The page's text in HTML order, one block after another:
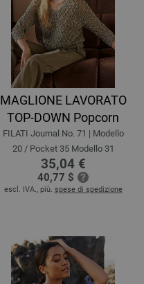
MAGLIONE LAVORATO
TOP-DOWN Popcorn
FILATI Journal No. 71 | Modello
20 / Pocket 35 Modello 31
35,04 €
40,77 $
escl. IVA., più. spese di spedizione